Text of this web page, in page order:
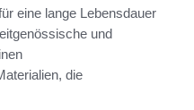
eine lange Lebensdauer
und
die